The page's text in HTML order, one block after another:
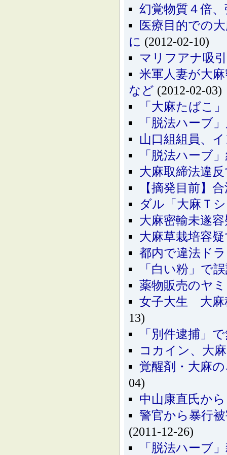
幻覚物質４倍
医療目的での
に (2012-02-10)
マリフアナ吸
米軍人妻が大
など (2012-02-03)
「大麻たばこ
「脱法ハーブ
山口組組員、
「脱法ハーブ
大麻取締法違
【摘発目前】
ダル「大麻Ｔ
大麻密輸未遂
大麻草栽培容
都内で違法ド
「白い粉」で
薬物販売のヤ
女子大生 大麻
13)
「別件逮捕」
コカイン、大
覚醒剤・大麻
04)
中山康直氏か
警官から暴行
(2011-12-26)
「脱法ハーブ